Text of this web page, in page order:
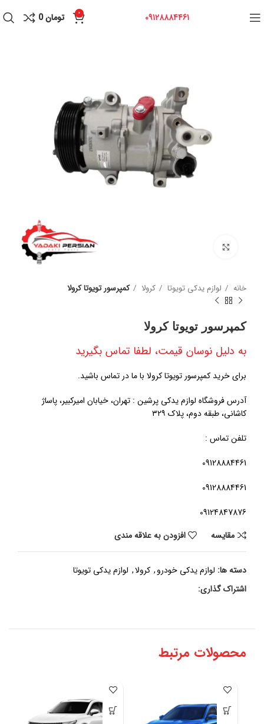
09128884461
0 تومان0
خانه لوازم یدکی تویوتا کرولا کمپرسور تویوتا کرولا
کمپرسور تویوتا کرولا
به دلیل نوسان قیمت، لطفا تماس بگیرید
برای خرید کمپرسور تویوتا کرولا با ما در تماس باشید.
آدرس فروشگاه لوازم یدکی پرشین : تهران، خیابان امیرکبیر، پاساژ
کاشانی، طبقه دوم، پلاک ۳۲۹
تلفن تماس :
09128884461
09128884461
09124847876
مقايسه
افزودن به علاقه مندی
دسته ها: لوازم یدکی خودرو, کرولا, لوازم یدکی تویوتا
اشتراک گذاری:
محصولات مرتبط